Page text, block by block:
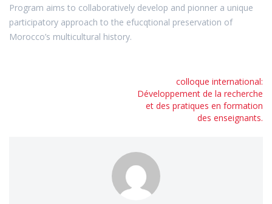
Program aims to collaboratively develop and pionner a unique
participatory approach to the efucqtional preservation of
Morocco’s multicultural history.
colloque international:
Développement de la recherche
et des pratiques en formation
des enseignants.